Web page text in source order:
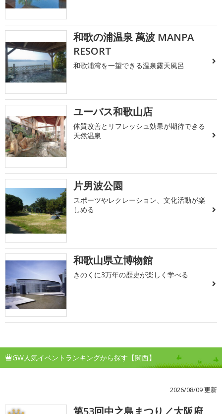
和歌の浦温泉 萬波 MANPA
RESORT
和歌浦湾を一望できる温泉露天風呂
ユーバス和歌山店
体質改善とリフレッシュ効果が期待できる
天然温泉
片男波公園
スポーツやレクレーション、文化活動が楽
しめる
和歌山県立博物館
きのくに3万年の歴史が楽しく学べる
GW人気イベントランキングから探す【関西】
2026/08/09 更新
第53回中之島まつり／大阪府